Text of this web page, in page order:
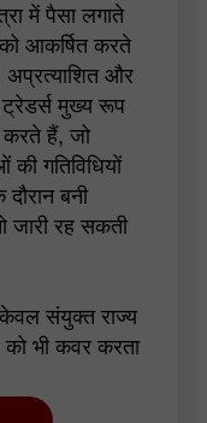
में पैसा लगाते
आकर्षित करते
और
मुख्य रूप
करते हैं, जो
गतिविधियों
बनी
जारी रह सकती
संयुक्त राज्य
भी कवर करता
के दौरान JPY